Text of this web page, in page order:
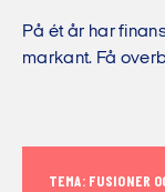
På ét år har
markant. Få
TEMA: FUSIONER